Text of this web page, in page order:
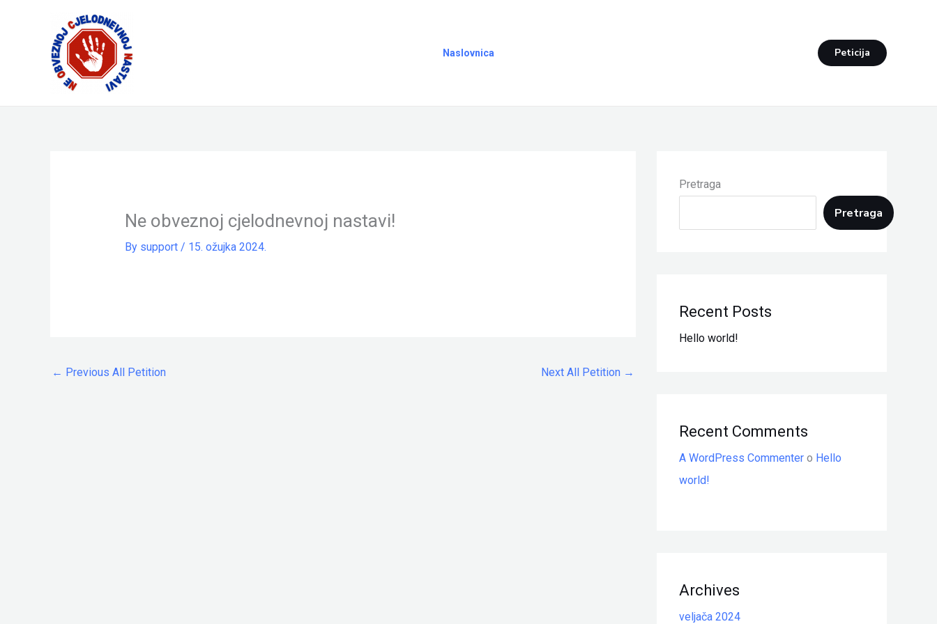
Naslovnica Peticija
Ne obveznoj cjelodnevnoj nastavi!
By support / 15. ožujka 2024.
← Previous All Petition Next All Petition →
Pretraga
Pretraga
Recent Posts
Hello world!
Recent Comments
A WordPress Commenter o Hello
world!
Archives
veljača 2024